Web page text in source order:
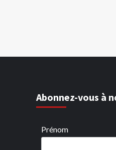
Abonnez-vous à
Prénom